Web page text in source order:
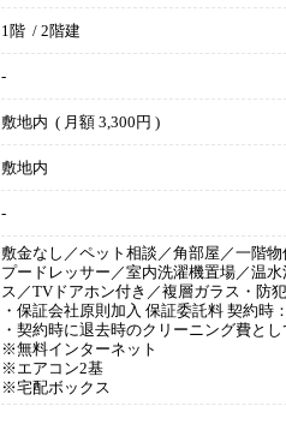
1階 / 2階建
-
敷地内 ( 月額 3,300円 )
敷地内
-
敷金なし／ペット相談／角部屋／一階
プードレッサー／室内洗濯機置場／温
ス／TVドアホン付き／複層ガラス・防
・保証会社原則加入 保証委託料 契約時
・契約時に退去時のクリーニング費と
※無料インターネット
※エアコン2基
※宅配ボックス